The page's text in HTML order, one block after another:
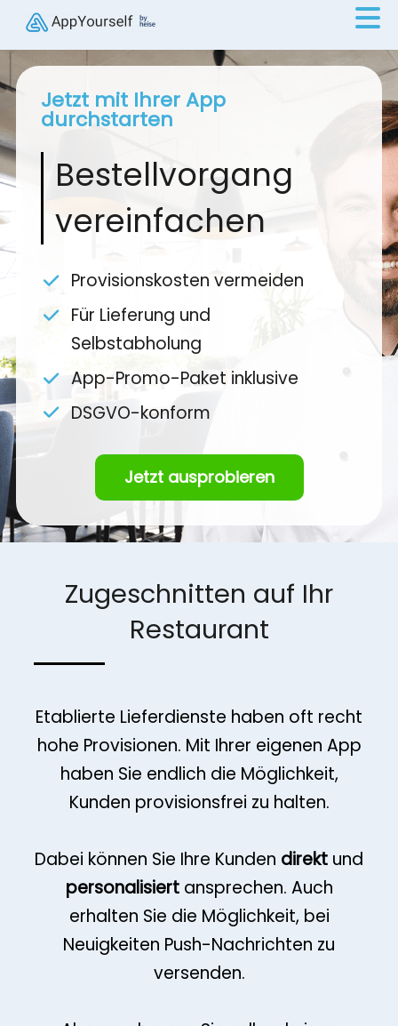
Jetzt mit Ihrer App
durchstarten
Bestellvorgang
vereinfachen
Provisionskosten vermeiden
Für Lieferung und
Selbstabholung
App-Promo-Paket inklusive
DSGVO-konform
Jetzt ausprobieren
Zugeschnitten auf Ihr
Restaurant
Etablierte Lieferdienste haben oft recht
hohe Provisionen. Mit Ihrer eigenen App
haben Sie endlich die Möglichkeit,
Kunden provisionsfrei zu halten.
Dabei können Sie Ihre Kunden direkt und
personalisiertansprechen. Auch
erhalten Sie die Möglichkeit, bei
Neuigkeiten Push-Nachrichten zu
versenden.